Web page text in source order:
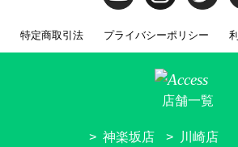
特定商取引法 プライバシーポリシー
店舗一覧
神楽坂店 川崎店